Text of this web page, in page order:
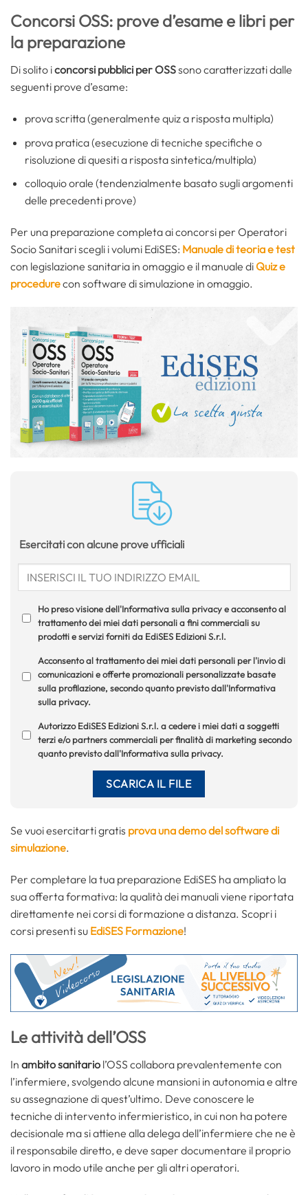
Concorsi OSS: prove d’esame e libri per
la preparazione
Di solito iconcorsi pubblici per OSSsono caratterizzati dalle
seguenti prove d’esame:
prova scritta (generalmente quiz a risposta multipla)
prova pratica (esecuzione di tecniche specifiche o
risoluzione di quesiti a risposta sintetica/multipla)
colloquio orale (tendenzialmente basato sugli argomenti
delle precedenti prove)
Per una preparazione completa ai concorsi per Operatori
Socio Sanitari scegli i volumi EdiSES: Manuale di teoria e test
con legislazione sanitaria in omaggio e il manuale diQuiz e
procedurecon software di simulazione in omaggio.
Esercitati con alcune prove ufficiali
Ho preso visione dell'Informativa sulla privacy e acconsento al
trattamento dei miei dati personali a fini commerciali su
prodotti e servizi forniti da EdiSES Edizioni S.r.l.
Acconsento al trattamento dei miei dati personali per l'invio di
comunicazioni e offerte promozionali personalizzate basate
sulla profilazione, secondo quanto previsto dall'Informativa
sulla privacy.
Autorizzo EdiSES Edizioni S.r.l. a cedere i miei dati a soggetti
terzi e/o partners commerciali per finalità di marketing secondo
quanto previsto dall'Informativa sulla privacy.
Se vuoi esercitarti gratis prova una demo del software di
simulazione.
Per completare la tua preparazione EdiSES ha ampliato la
sua offerta formativa: la qualità dei manuali viene riportata
direttamente nei corsi di formazione a distanza. Scopri i
corsi presenti su EdiSES Formazione!
Le attività dell’OSS
In ambito sanitario l’OSS collabora prevalentemente con
l’infermiere, svolgendo alcune mansioni in autonomia e altre
su assegnazione di quest’ultimo. Deve conoscere le
tecniche di intervento infermieristico, in cui non ha potere
decisionale ma si attiene alla delega dell’infermiere che ne è
il responsabile diretto, e deve saper documentare il proprio
lavoro in modo utile anche per gli altri operatori.